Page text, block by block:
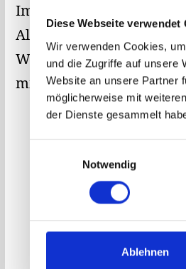
Diese Webseite verwendet
Wir verwenden Cookies,
und die Zugriffe auf unsere
Website an unsere Partner
möglicherweise mit
der Dienste gesammelt
Notwendig
Ablehnen
Im Rahmen der
Alkoholeinfluss und
Wert von etwa 0,5
mit Anzeigen rechnen.